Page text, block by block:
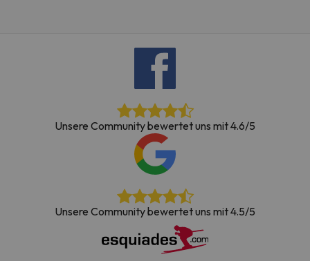
Unsere Community bewertet uns mit 4.6/5
Unsere Community bewertet uns mit 4.5/5